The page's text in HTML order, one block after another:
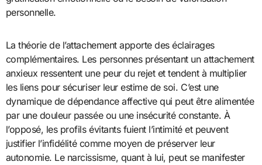
personnelle.
La théorie de l’attachement apporte des éclairages
complémentaires. Les personnes présentant un attachement
anxieux ressentent une peur du rejet et tendent à multiplier
les liens pour sécuriser leur estime de soi. C’est une
dynamique de dépendance affective qui peut être alimentée
par une douleur passée ou une insécurité constante. À
l’opposé, les profils évitants fuient l’intimité et peuvent
justifier l’infidélité comme moyen de préserver leur
autonomie. Le narcissisme, quant à lui, peut se manifester